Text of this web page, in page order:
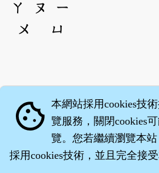
ㄚ
ㄡ
ㄧ
ㄨ
ㄩ
cookie 本網站採用cookies技
覽服務，關閉cookies
覽。您若繼續瀏覽本
採用cookies技術，並且完全接